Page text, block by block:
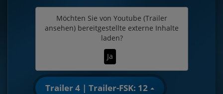
Möchten Sie von Youtube (Trailer
ansehen) bereitgestellte externe Inhalte
laden?
Ja
Trailer 4 | Trailer-FSK: 12